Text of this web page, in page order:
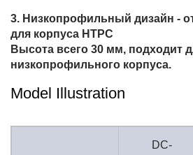
Низкопрофильный дизайн -
для корпуса HTPC
Высота всего 30 мм, подходит
низкопрофильного корпуса.
Model Illustration
DC-